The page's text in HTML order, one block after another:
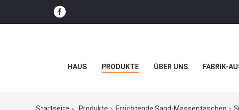
HAUS PRODUKTE ÜBER UNS FABRIK-